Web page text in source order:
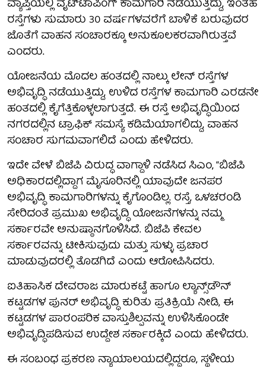
ವ್ಯಾಪ್ತಿಯಲ್ಲಿ ವೈಟ್‌ಟಾಪಿಂಗ್ ಕಾಮಗಾರಿ ನಡೆಯುತ್ತಿದ್ದು, ಇಂತಹ
ರಸ್ತೆಗಳು ಸುಮಾರು 30 ವರ್ಷಗಳವರೆಗೆ ಬಾಳಿಕೆ ಬರುವುದರ
ಜೊತೆಗೆ ವಾಹನ ಸಂಚಾರಕ್ಕೂ ಅನುಕೂಲಕರವಾಗಿರುತ್ತವೆ
ಎಂದರು.
ಯೋಜನೆಯ ಮೊದಲ ಹಂತದಲ್ಲಿ ನಾಲ್ಕು ಲೇನ್ ರಸ್ತೆಗಳ
ಅಭಿವೃದ್ಧಿ ನಡೆಯುತ್ತಿದ್ದು, ಉಳಿದ ರಸ್ತೆಗಳ ಕಾಮಗಾರಿ ಎರಡನೇ
ಹಂತದಲ್ಲಿ ಕೈಗೆತ್ತಿಕೊಳ್ಳಲಾಗುತ್ತದೆ. ಈ ರಸ್ತೆ ಅಭಿವೃದ್ಧಿಯಿಂದ
ನಗರದಲ್ಲಿನ ಟ್ರಾಫಿಕ್ ಸಮಸ್ಯೆ ಕಡಿಮೆಯಾಗಲಿದ್ದು, ವಾಹನ
ಸಂಚಾರ ಸುಗಮವಾಗಲಿದೆ ಎಂದು ಹೇಳಿದರು.
ಇದೇ ವೇಳೆ ಬಿಜೆಪಿ ವಿರುದ್ಧ ವಾಗ್ದಾಳಿ ನಡೆಸಿದ ಸಿಎಂ, “ಬಿಜೆಪಿ
ಅಧಿಕಾರದಲ್ಲಿದ್ದಾಗ ಮೈಸೂರಿನಲ್ಲಿ ಯಾವುದೇ ಜನಪರ
ಅಭಿವೃದ್ಧಿ ಕಾಮಗಾರಿಗಳನ್ನು ಕೈಗೊಂಡಿಲ್ಲ. ರಸ್ತೆ, ಒಳಚರಂಡಿ
ಸೇರಿದಂತೆ ಪ್ರಮುಖ ಅಭಿವೃದ್ಧಿ ಯೋಜನೆಗಳನ್ನು ನಮ್ಮ
ಸರ್ಕಾರವೇ ಅನುಷ್ಠಾನಗೊಳಿಸಿದೆ. ಬಿಜೆಪಿ ಕೇವಲ
ಸರ್ಕಾರವನ್ನು ಟೀಕಿಸುವುದು ಮತ್ತು ಸುಳ್ಳು ಪ್ರಚಾರ
ಮಾಡುವುದರಲ್ಲಿ ತೊಡಗಿದೆ ಎಂದು ಆರೋಪಿಸಿದರು.
ಐತಿಹಾಸಿಕ ದೇವರಾಜ ಮಾರುಕಟ್ಟೆ ಹಾಗೂ ಲ್ಯಾನ್ಸ್‌ಡೌನ್
ಕಟ್ಟಡಗಳ ಪುನರ್ ಅಭಿವೃದ್ಧಿ ಕುರಿತು ಪ್ರತಿಕ್ರಿಯೆ ನೀಡಿ, ಈ
ಕಟ್ಟಡಗಳ ಪಾರಂಪರಿಕ ವಾಸ್ತುಶಿಲ್ಪವನ್ನು ಉಳಿಸಿಕೊಂಡೇ
ಅಭಿವೃದ್ಧಿಪಡಿಸುವ ಉದ್ದೇಶ ಸರ್ಕಾರಕ್ಕಿದೆ ಎಂದು ಹೇಳಿದರು.
ಈ ಸಂಬಂಧ ಪ್ರಕರಣ ನ್ಯಾಯಾಲಯದಲ್ಲಿದ್ದರೂ, ಸ್ಥಳೀಯ